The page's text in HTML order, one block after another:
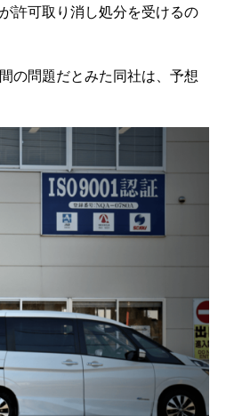
許可取り消し処分を受けるの
の問題だとみた同社は、予想